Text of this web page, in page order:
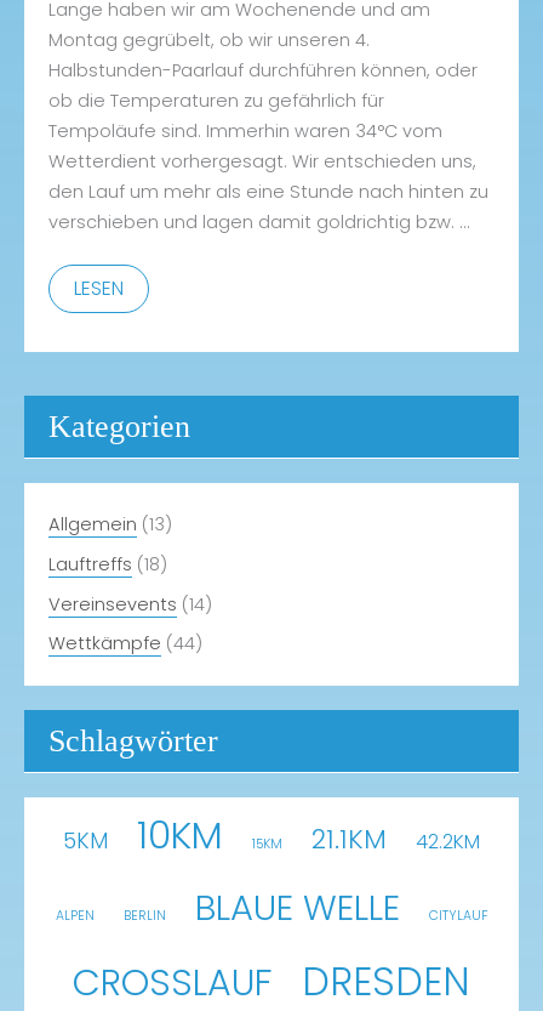
Lange haben wir am Wochenende und am
Montag gegrübelt, ob wir unseren 4.
Halbstunden-Paarlauf durchführen können, oder
ob die Temperaturen zu gefährlich für
Tempoläufe sind. Immerhin waren 34°C vom
Wetterdient vorhergesagt. Wir entschieden uns,
den Lauf um mehr als eine Stunde nach hinten zu
verschieben und lagen damit goldrichtig bzw. …
Ein
voller
Erfolg!
LESEN
Kategorien
Allgemein (13)
Lauftreffs (18)
Vereinsevents (14)
Wettkämpfe (44)
Schlagwörter
5KM 10KM 15KM 21.1KM 42.2KM
ALPEN BERLIN BLAUE WELLE CITYLAUF
CROSSLAUF DRESDEN